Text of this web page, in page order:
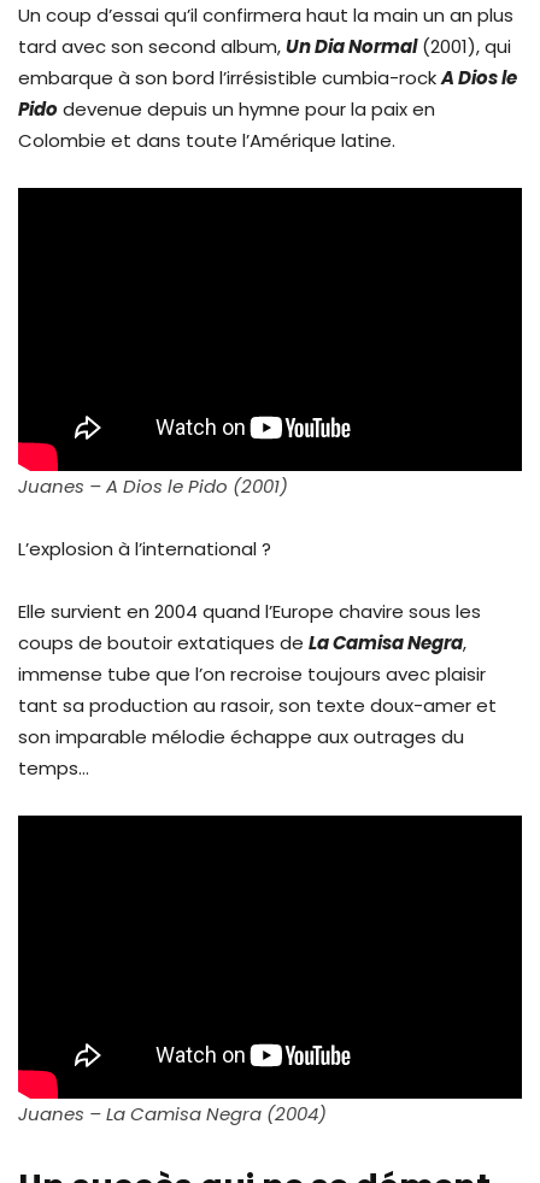
Un coup d’essai qu’il confirmera haut la main un an plus
tard avec son second album,Un Dia Normal(2001), qui
embarque à son bord l’irrésistible cumbia-rockA Dios le
Pidodevenue depuis un hymne pour la paix en
Colombie et dans toute l’Amérique latine.
Juanes – A Dios le Pido (2001)
L’explosion à l’international ?
Elle survient en 2004 quand l’Europe chavire sous les
coups de boutoir extatiques de La Camisa Negra,
immense tube que l’on recroise toujours avec plaisir
tant sa production au rasoir, son texte doux-amer et
son imparable mélodie échappe aux outrages du
temps…
Juanes – La Camisa Negra (2004)